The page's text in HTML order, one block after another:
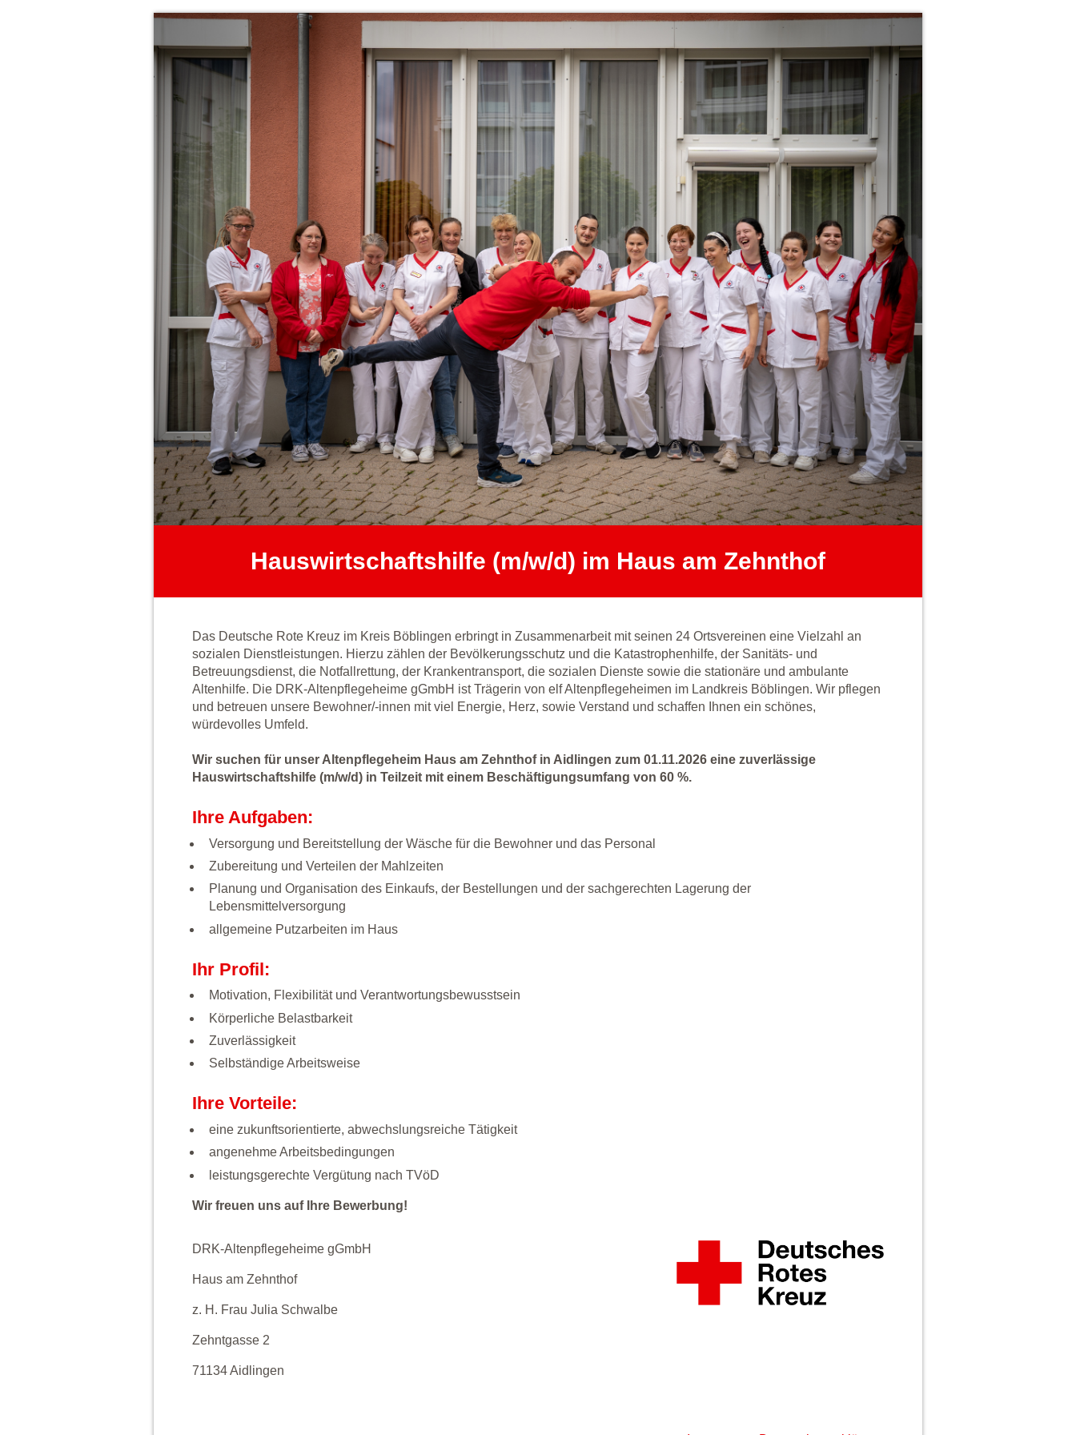
Hauswirtschaftshilfe (m/w/d) im Haus am Zehnthof
Das Deutsche Rote Kreuz im Kreis Böblingen erbringt in Zusammenarbeit mit seinen 24 Ortsvereinen eine Vielzahl an
sozialen Dienstleistungen. Hierzu zählen der Bevölkerungsschutz und die Katastrophenhilfe, der Sanitäts- und
Betreuungsdienst, die Notfallrettung, der Krankentransport, die sozialen Dienste sowie die stationäre und ambulante
Altenhilfe. Die DRK-Altenpflegeheime gGmbH ist Trägerin von elf Altenpflegeheimen im Landkreis Böblingen. Wir pflegen
und betreuen unsere Bewohner/-innen mit viel Energie, Herz, sowie Verstand und schaffen Ihnen ein schönes,
würdevolles Umfeld.
Wir suchen für unser Altenpflegeheim Haus am Zehnthof in Aidlingen zum 01.11.2026 eine zuverlässige
Hauswirtschaftshilfe (m/w/d) in Teilzeit mit einem Beschäftigungsumfang von 60 %.
Ihre Aufgaben:
Versorgung und Bereitstellung der Wäsche für die Bewohner und das Personal
Zubereitung und Verteilen der Mahlzeiten
Planung und Organisation des Einkaufs, der Bestellungen und der sachgerechten Lagerung der
Lebensmittelversorgung
allgemeine Putzarbeiten im Haus
Ihr Profil:
Motivation, Flexibilität und Verantwortungsbewusstsein
Körperliche Belastbarkeit
Zuverlässigkeit
Selbständige Arbeitsweise
Ihre Vorteile:
eine zukunftsorientierte, abwechslungsreiche Tätigkeit
angenehme Arbeitsbedingungen
leistungsgerechte Vergütung nach TVöD
Wir freuen uns auf Ihre Bewerbung!
DRK-Altenpflegeheime gGmbH
Haus am Zehnthof
z. H. Frau Julia Schwalbe
Zehntgasse 2
71134 Aidlingen